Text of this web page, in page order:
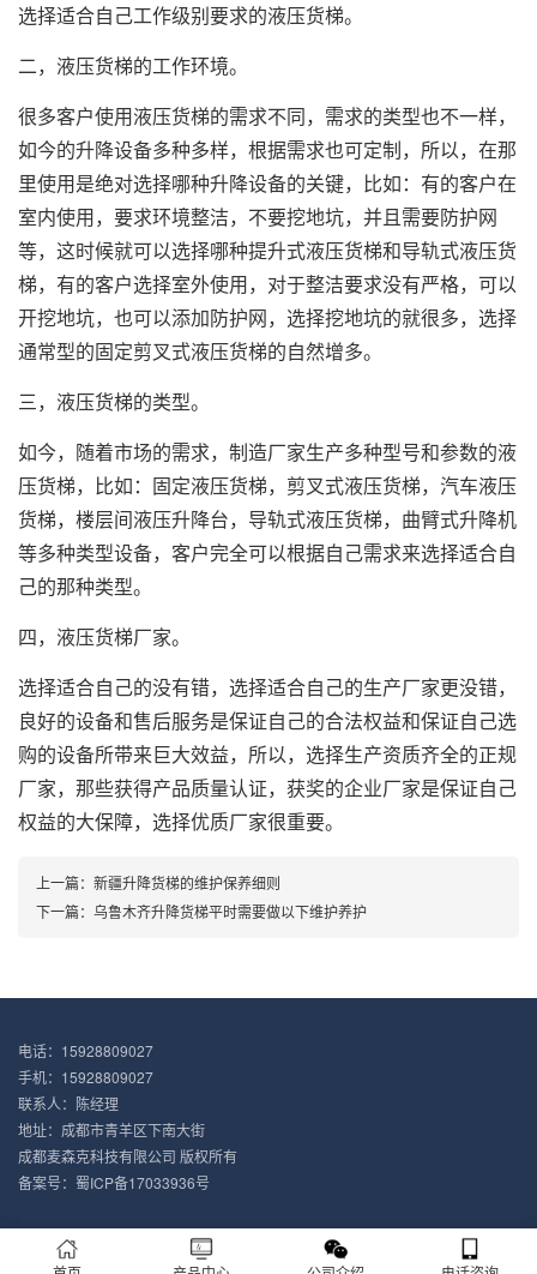
选择适合自己工作级别要求的液压货梯。
二，液压货梯的工作环境。
很多客户使用液压货梯的需求不同，需求的类型也不一样，
如今的升降设备多种多样，根据需求也可定制，所以，在那
里使用是绝对选择哪种升降设备的关键，比如：有的客户在
室内使用，要求环境整洁，不要挖地坑，并且需要防护网
等，这时候就可以选择哪种提升式液压货梯和导轨式液压货
梯，有的客户选择室外使用，对于整洁要求没有严格，可以
开挖地坑，也可以添加防护网，选择挖地坑的就很多，选择
通常型的固定剪叉式液压货梯的自然增多。
三，液压货梯的类型。
如今，随着市场的需求，制造厂家生产多种型号和参数的液
压货梯，比如：固定液压货梯，剪叉式液压货梯，汽车液压
货梯，楼层间液压升降台，导轨式液压货梯，曲臂式升降机
等多种类型设备，客户完全可以根据自己需求来选择适合自
己的那种类型。
四，液压货梯厂家。
选择适合自己的没有错，选择适合自己的生产厂家更没错，
良好的设备和售后服务是保证自己的合法权益和保证自己选
购的设备所带来巨大效益，所以，选择生产资质齐全的正规
厂家，那些获得产品质量认证，获奖的企业厂家是保证自己
权益的大保障，选择优质厂家很重要。
上一篇： 新疆升降货梯的维护保养细则
下一篇： 乌鲁木齐升降货梯平时需要做以下维护养护
电话：15928809027
手机：15928809027
联系人：陈经理
地址：成都市青羊区下南大街
成都麦森克科技有限公司 版权所有
备案号： 蜀ICP备17033936号